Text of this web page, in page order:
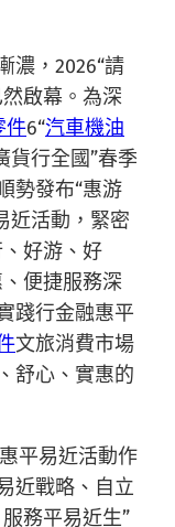
濃，2026“請
啟幕。為深
件6“汽車機油
貨行全國”春季
勢發布“惠游
近活動，緊密
好游、好
便捷服務深
踐行金融惠平
文旅消費市場
舒心、實惠的
平易近活動作
近戰略、自立
務平易近生”